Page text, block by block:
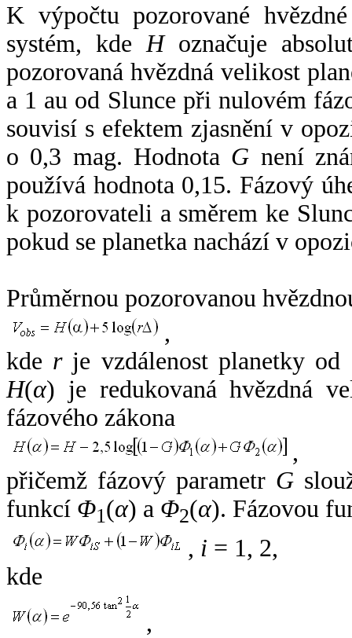
K výpočtu pozorované
systém, kde Hoznačuje
pozorovaná hvězdná velikost
a 1 au od Slunce při nulovém
souvisí s efektem zjasnění v
o 0,3 mag. Hodnota G není
používá hodnota 0,15. Fázový
k pozorovateli a směrem ke
pokud se planetka nachází v
Průměrnou pozorovanou
,
kde rje vzdálenost planetky od
H(α) je redukovaná hvězdná
fázového zákona
,
přičemž fázový parametr G
funkcí Φ1(α) a Φ2(α). Fázovou
, i = 1, 2,
kde
,